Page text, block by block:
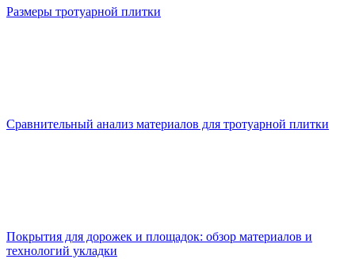
Размеры тротуарной плитки
Сравнительный анализ материалов для тротуарной плитки
Покрытия для дорожек и площадок: обзор материалов и
технологий укладки